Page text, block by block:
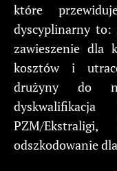
które
dyscyplinarny to:
zawieszenie dla
kosztów i
drużyny do
PZM/
odszkodowanie